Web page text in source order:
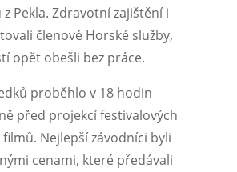
Pekla. Zdravotní zajištění i
členové Horské služby,
opět obešli bez práce.
proběhlo v 18 hodin
před projekcí festivalových
Nejlepší závodníci byli
cenami, které předávali